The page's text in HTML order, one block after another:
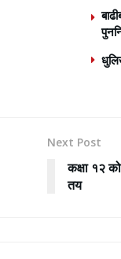
Next Post
कक्षा १२
तय